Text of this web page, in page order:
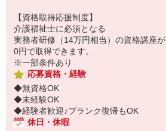
【資格取得応援制度】
介護福祉士に必須となる
実務者研修（14万円相当）の資格講座が
0円で取得できます。
※一部条件あり
応募資格・経験
◆無資格OK
◆未経験OK
◆経験者歓迎♪ブランク復帰もOK
休日・休暇